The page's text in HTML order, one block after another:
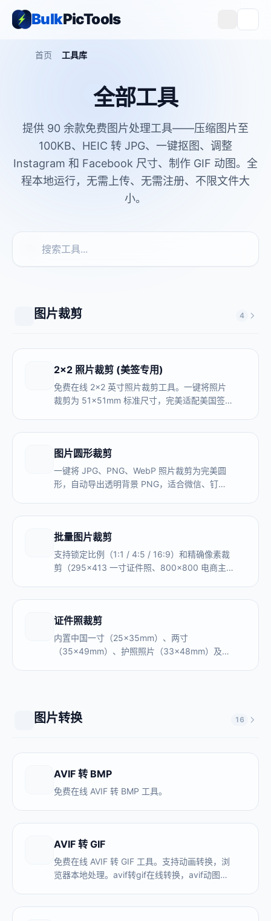
BulkPicTools
首页 工具库
全部工具
提供 90 余款免费图片处理工具——压缩图片至
100KB、HEIC 转 JPG、一键抠图、调整
Instagram 和 Facebook 尺寸、制作 GIF 动图。全
程本地运行，无需上传、无需注册、不限文件大
小。
图片裁剪 4
2x2 照片裁剪 (美签专用)
免费在线 2x2 英寸照片裁剪工具。一键将照片
裁剪为 51x51mm 标准尺寸，完美适配美国签
图片圆形裁剪
一键将 JPG、PNG、WebP 照片裁剪为完美圆
形，自动导出透明背景 PNG，适合微信、钉
批量图片裁剪
支持锁定比例（1:1 / 4:5 / 16:9）和精确像素裁
剪（295×413 一寸证件照、800×800 电商主
证件照裁剪
内置中国一寸（25×35mm）、两寸
（35×49mm）、护照照片（33×48mm）及美
图片转换 16
AVIF 转 BMP
免费在线 AVIF 转 BMP 工具。
AVIF 转 GIF
免费在线 AVIF 转 GIF 工具。支持动画转换，浏
览器本地处理。avif转gif在线转换，avif动图转